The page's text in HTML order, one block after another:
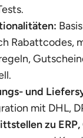
Rabattcodes,
und
mit DHL,
zu